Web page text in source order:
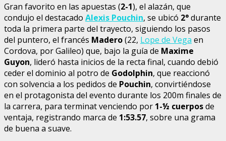
Gran favorito en las apuestas (2-1), el alazán, que
condujo el destacado Alexis Pouchin, se ubicó 2°durante
toda la primera parte del trayecto, siguiendo los pasos
del puntero, el francés Madero(22, Lope de Vega en
Cordova, por Galileo) que, bajo la guía de Maxime
Guyon, lideró hasta inicios de la recta final, cuando debió
ceder el dominio al potro de Godolphin, que reaccionó
con solvencia a los pedidos de Pouchin, convirtiéndose
en el protagonista del evento durante los 200m finales de
la carrera, para terminat venciendo por 1-½ cuerposde
ventaja, registrando marca de 1:53.57, sobre una grama
de buena a suave.